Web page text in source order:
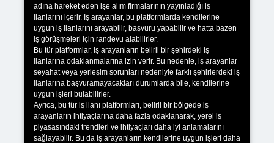
adına hareket eden işe alım firmalarının yayınladığı iş
ilanlarını içerir. İş arayanlar, bu platformlarda kendilerine
uygun iş ilanlarını arayabilir, başvuru yapabilir ve hatta bazen
iş görüşmeleri için randevu alabilirler.
Bu tür platformlar, iş arayanların belirli bir şehirdeki iş
ilanlarına odaklanmalarına izin verir. Bu nedenle, iş arayanlar
seyahat veya yerleşim sorunları nedeniyle farklı şehirlerdeki iş
ilanlarına başvuramayacakları durumlarda bile, kendilerine
uygun işleri bulabilirler.
Ayrıca, bu tür iş ilanı platformları, belirli bir bölgede iş
arayanların ihtiyaçlarına daha fazla odaklanarak, yerel iş
piyasasındaki trendleri ve ihtiyaçları daha iyi anlamalarını
sağlayabilir. Bu da iş arayanların kendilerine uygun işleri daha